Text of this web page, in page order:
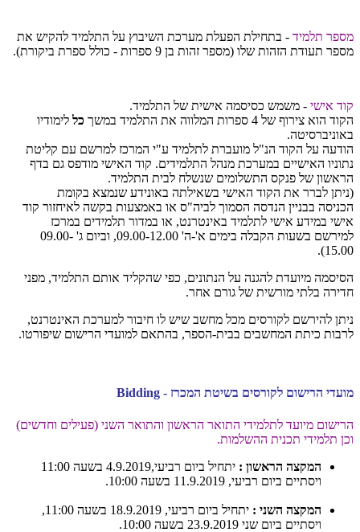
מספר תלמיד - בתחילת הפעלת מערכת השיבוץ על התלמיד להקיש את
מספר תעודת הזהות שלו (מספר זהות בן 9 ספרות - כולל ספרת ביקורת).
קוד אישי - משמש כסיסמה אישית של התלמיד.
הקוד הוא צירוף של 4 ספרות המלווה את התלמיד במשך
כל לימודיו
באוניברסיטה.
הודעה על הקוד הנ"ל מועברת לתלמיד ע"י המרכז למרשם עם קליטת
נתוניו האישיים במערכת מנהל התלמידים. קוד האישי מודפס גם בדף
הראשון של פנקס התשלומים שנשלח לבית התלמיד.
(ניתן לברר את הקוד האישי בשאילתה באונידע שנמצא בקומת
הכניסה בבניין הנדסה הסמוך לביה"ס או באמצעות בקשה ​לאיחזור קוד
אישי במידע אישי לתלמיד באינטרנט, או במדור תלמידים במרכז
למירשם בשעות הקבלה בימים א'-ה' 09.00-12.00, וביום ג' 09.00-
15.00).
הסיסמה מיועדת להגנה על הנתונים, כפי שהקליד אותם התלמיד, מפני
חדירה בלתי מורשית של גורם אחר.
ניתן להירשם לקורסים מכל מחשב שיש לו חיבור למערכת האינטרנט,
לרבות כיתת המחשבים בבית-הספר, בהתאם למועדי הרישום שיפורטו.
מועדי הרישום לקורסים בשיטת המכרז - Bidding
הרישום מיועד לתלמידי התואר הראשון והתואר השני (פעילים וחדשים)
וכן תלמידי תכנית ההשלמות.
המקצה הראשון :
יתחיל ביום רביעי,4.9.2019 בשעה 11:00
ויסתיים ביום רביעי, 11.9.2019 בשעה 10:00.
המקצה השני :
יתחיל ביום רביעי, 18.9.2019 בשעה 11:00,
ויסתיים ביום שני 23.9.2019 בשעה 10:00.